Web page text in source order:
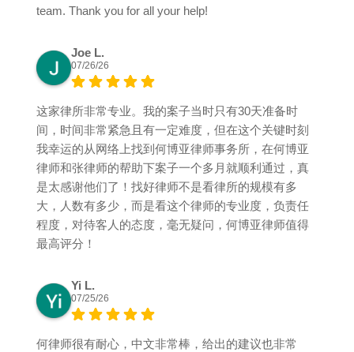
team. Thank you for all your help!
Joe L.
07/26/26
这家律所非常专业。我的案子当时只有30天准备时
间，时间非常紧急且有一定难度，但在这个关键时刻
我幸运的从网络上找到何博亚律师事务所，在何博亚
律师和张律师的帮助下案子一个多月就顺利通过，真
是太感谢他们了！找好律师不是看律所的规模有多
大，人数有多少，而是看这个律师的专业度，负责任
程度，对待客人的态度，毫无疑问，何博亚律师值得
最高评分！
Yi L.
07/25/26
何律师很有耐心，中文非常棒，给出的建议也非常